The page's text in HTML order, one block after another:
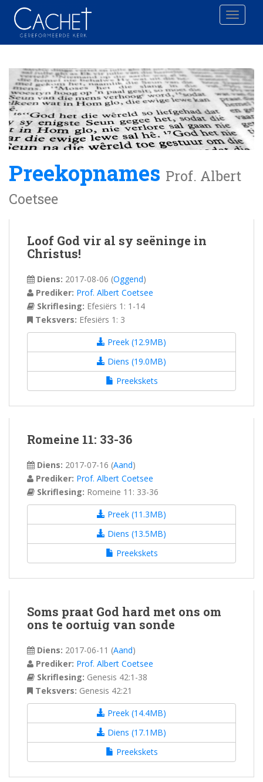
Toggle
Preekopnames Prof. Albert
Coetsee
Loof God vir al sy seëninge in
Christus!
Diens: 2017-08-06 (Oggend)
Prediker: Prof. Albert Coetsee
Skriflesing: Efesiërs 1: 1-14
Teksvers: Efesiërs 1: 3
Preek (12.9MB)
Diens (19.0MB)
Preekskets
Romeine 11: 33-36
Diens: 2017-07-16 (Aand)
Prediker: Prof. Albert Coetsee
Skriflesing: Romeine 11: 33-36
Preek (11.3MB)
Diens (13.5MB)
Preekskets
Soms praat God hard met ons om
ons te oortuig van sonde
Diens: 2017-06-11 (Aand)
Prediker: Prof. Albert Coetsee
Skriflesing: Genesis 42:1-38
Teksvers: Genesis 42:21
Preek (14.4MB)
Diens (17.1MB)
Preekskets